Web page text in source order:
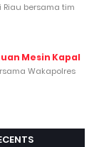
Riau bersama tim
Mesin Kapal
Wakapolres